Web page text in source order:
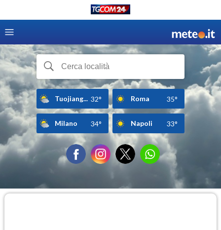
Tuojiang... 32° Roma 35°
Milano 34° Napoli 33°